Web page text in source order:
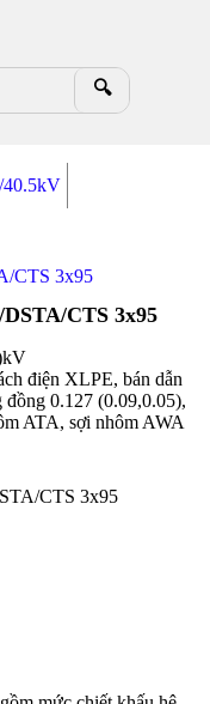
🔍
40.5kV
CTS 3x95
CTS 3x95
điện XLPE, bán dẫn
0.127 (0.09,0.05),
ATA, sợi nhôm AWA